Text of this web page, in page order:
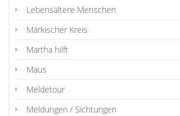
Lebensältere Menschen
Märkischer Kreis
Martha hilft
Maus
Meldetour
Meldungen / Sichtungen